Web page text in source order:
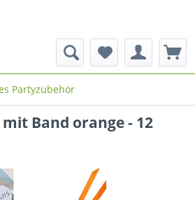
Partyzubehör
Band orange - 12